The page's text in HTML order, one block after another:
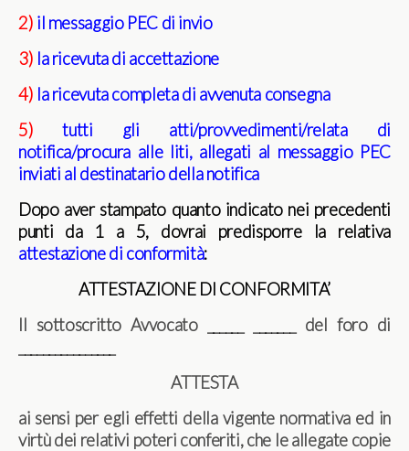
2) il messaggio PEC di invio
3) la ricevuta di accettazione
4) la ricevuta completa di avvenuta consegna
5)
tutti gli atti/provvedimenti/relata di
notifica/procura alle liti, allegati al messaggio PEC
inviati al destinatario della notifica
Dopo aver stampato quanto indicato nei precedenti
punti da 1 a 5, dovrai predisporre la relativa
attestazione di conformità:
ATTESTAZIONE DI CONFORMITA’
Il sottoscritto Avvocato ______ _______ del foro di
ATTESTA
ai sensi per egli effetti della vigente normativa ed in
virtù dei relativi poteri conferiti, che le allegate copie